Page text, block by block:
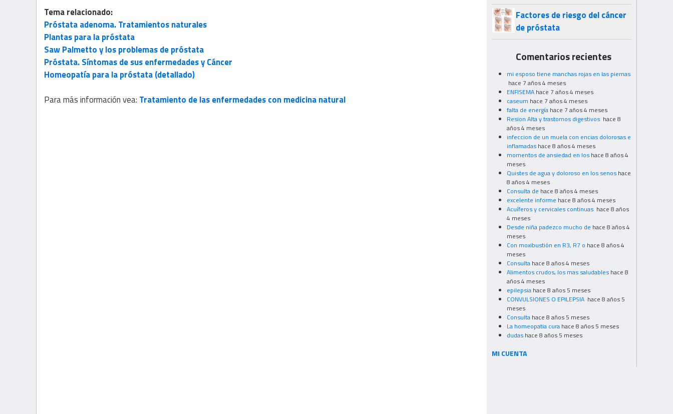
Tema relacionado:
Próstata adenoma. Tratamientos naturales
Plantas para la próstata
Saw Palmetto y los problemas de próstata
Próstata. Síntomas de sus enfermedades y Cáncer
Homeopatía para la próstata (detallado)
Para más información vea: Tratamiento de las enfermedades con medicina natural
Factores de riesgo del cáncer
de próstata
Comentarios recientes
mi esposo tiene manchas rojas en las piernas
hace 7 años 4 meses
ENFISEMA hace 7 años 4 meses
caseum hace 7 años 4 meses
falta de energía hace 7 años 4 meses
Resion Alta y trastornos digestivos hace 8
años 4 meses
infeccion de un muela con encias dolorosas e
inflamadas hace 8 años 4 meses
momentos de ansiedad en los hace 8 años 4
meses
Quistes de agua y doloroso en los senos hace
8 años 4 meses
Consulta de hace 8 años 4 meses
excelente informe hace 8 años 4 meses
Acuíferos y cervicales continuas hace 8 años
4 meses
Desde niña padezco mucho de hace 8 años 4
meses
Con moxibustión en R3, R7 o hace 8 años 4
meses
Consulta hace 8 años 4 meses
Alimentos crudos, los mas saludables hace 8
años 4 meses
epilepsia hace 8 años 5 meses
CONVULSIONES O EPILEPSIA hace 8 años 5
meses
Consulta hace 8 años 5 meses
La homeopatia cura hace 8 años 5 meses
dudas hace 8 años 5 meses
MI CUENTA